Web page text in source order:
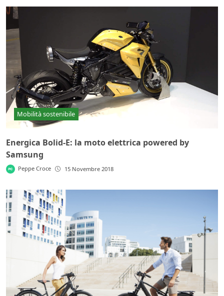
Mobilità sostenibile
Energica Bolid-E: la moto elettrica powered by
Samsung
Peppe Croce 15 Novembre 2018